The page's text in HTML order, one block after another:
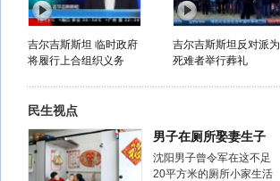
吉尔吉斯斯坦 临时政府
将履行上合组织义务
吉尔吉斯斯坦反对派为
死难者举行葬礼
民生视点
男子在厕所娶妻生子
沈阳男子曾令军在这不足
20平方米的厕所小家生活